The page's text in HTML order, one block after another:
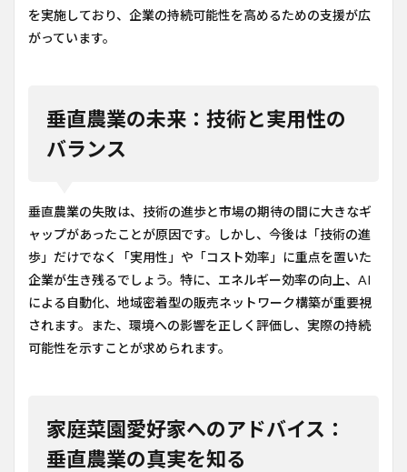
を実施しており、企業の持続可能性を高めるための支援が広
がっています。
垂直農業の未来：技術と実用性の
バランス
垂直農業の失敗は、技術の進歩と市場の期待の間に大きなギ
ャップがあったことが原因です。しかし、今後は「技術の進
歩」だけでなく「実用性」や「コスト効率」に重点を置いた
企業が生き残るでしょう。特に、エネルギー効率の向上、AI
による自動化、地域密着型の販売ネットワーク構築が重要視
されます。また、環境への影響を正しく評価し、実際の持続
可能性を示すことが求められます。
家庭菜園愛好家へのアドバイス：
垂直農業の真実を知る